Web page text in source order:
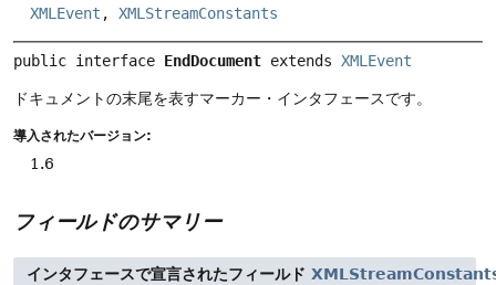
XMLEvent , XMLStreamConstants
public interface EndDocument extends XMLEvent
ドキュメントの末尾を表すマーカー・インタフェースです。
導入されたバージョン:
1.6
フィールドのサマリー
インタフェースで宣言されたフィールド